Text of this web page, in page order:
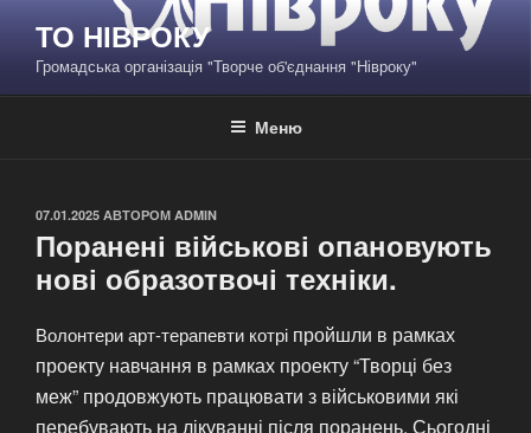
вмісту
ТО НІВРОКУ
Громадська організація "Творче об'єднання "Нівроку"
Меню
ОПУБЛІКОВАНО
07.01.2025 АВТОРОМ ADMIN
Поранені військові опановують
нові образотвочі техніки.
Волонтери арт-терапевти котрі пройшли в рамках
проекту навчання в рамках проекту“Творці без
меж” продовжують працювати з військовими які
перебувають на лікуванні після поранень. Сьогодні